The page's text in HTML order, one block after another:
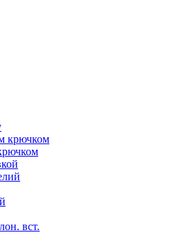
крючком
вст.